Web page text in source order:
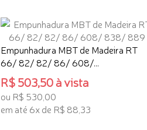
Empunhadura MBT de Madeira RT
66/ 82/ 82/ 86/ 608/...
R$ 503,50 à vista
ou R$ 530,00
em até 6x de R$ 88,33